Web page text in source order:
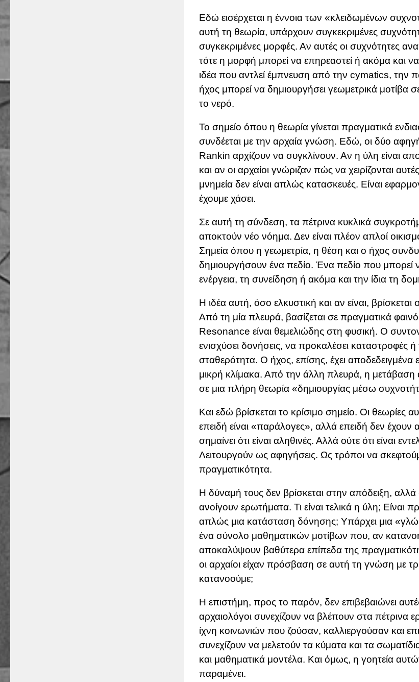
Εδώ εισέρχεται η έννοια των «κλειδωμένων
αυτή τη θεωρία, υπάρχουν συγκεκριμένες
συγκεκριμένες μορφές. Αν αυτές οι συχνότητες
τότε η μορφή μπορεί να επηρεαστεί ή ακόμα και να
ιδέα που αντλεί έμπνευση από την cymatics, την
ήχος μπορεί να δημιουργήσει γεωμετρικά μοτίβα
το νερό.
Το σημείο όπου η θεωρία γίνεται πραγματικά
συνδέεται με την αρχαία γνώση. Εδώ, οι δύο
Rankin αρχίζουν να συγκλίνουν. Αν η ύλη είναι
και αν οι αρχαίοι γνώριζαν πώς να χειρίζονται
μνημεία δεν είναι απλώς κατασκευές. Είναι
έχουμε χάσει.
Σε αυτή τη σύνδεση, τα πέτρινα κυκλικά
αποκτούν νέο νόημα. Δεν είναι πλέον απλοί
Σημεία όπου η γεωμετρία, η θέση και ο ήχος
δημιουργήσουν ένα πεδίο. Ένα πεδίο που μπορεί
ενέργεια, τη συνείδηση ή ακόμα και την ίδια τη
Η ιδέα αυτή, όσο ελκυστική και αν είναι, βρίσκεται
Από τη μία πλευρά, βασίζεται σε πραγματικά
Resonance είναι θεμελιώδης στη φυσική. Ο
ενισχύσει δονήσεις, να προκαλέσει καταστροφές
σταθερότητα. Ο ήχος, επίσης, έχει αποδεδειγμένα
μικρή κλίμακα. Από την άλλη πλευρά, η μετάβαση
σε μια πλήρη θεωρία «δημιουργίας μέσω
Και εδώ βρίσκεται το κρίσιμο σημείο. Οι θεωρίες
επειδή είναι «παράλογες», αλλά επειδή δεν έχουν
σημαίνει ότι είναι αληθινές. Αλλά ούτε ότι είναι
Λειτουργούν ως αφηγήσεις. Ως τρόποι να
πραγματικότητα.
Η δύναμή τους δεν βρίσκεται στην απόδειξη,
ανοίγουν ερωτήματα. Τι είναι τελικά η ύλη; Είναι
απλώς μια κατάσταση δόνησης; Υπάρχει μια
ένα σύνολο μαθηματικών μοτίβων που, αν
αποκαλύψουν βαθύτερα επίπεδα της
οι αρχαίοι είχαν πρόσβαση σε αυτή τη γνώση με
κατανοούμε;
Η επιστήμη, προς το παρόν, δεν επιβεβαιώνει αυτές
αρχαιολόγοι συνεχίζουν να βλέπουν στα πέτρινα
ίχνη κοινωνιών που ζούσαν, καλλιεργούσαν και
συνεχίζουν να μελετούν τα κύματα και τα
και μαθηματικά μοντέλα. Και όμως, η γοητεία
παραμένει.